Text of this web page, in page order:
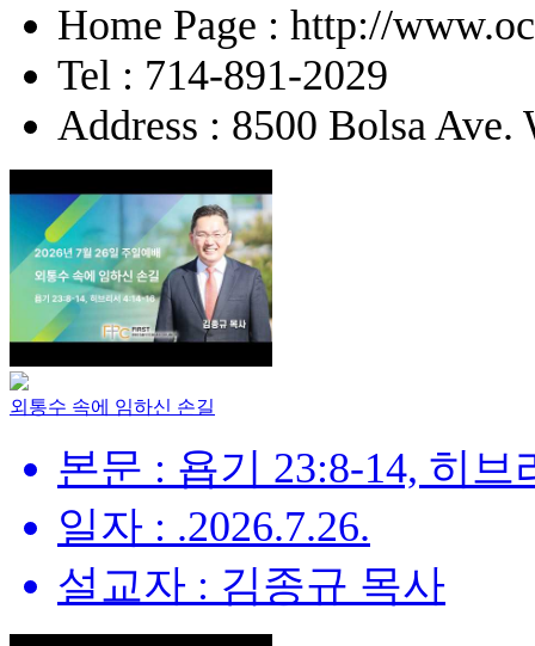
Home Page : http://
Tel : 714-891-2029
Address : 8500 Bolsa Ave.
외통수 속에 임하신 손길
본문 : 욥기 23:8-14, 히브
일자 : .2026.7.26.
설교자 : 김종규 목사